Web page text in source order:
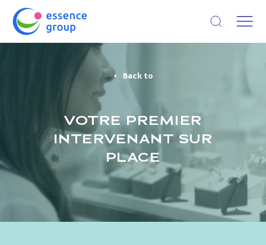
Open search
Back to
VOTRE PREMIER
INTERVENANT SUR
PLACE